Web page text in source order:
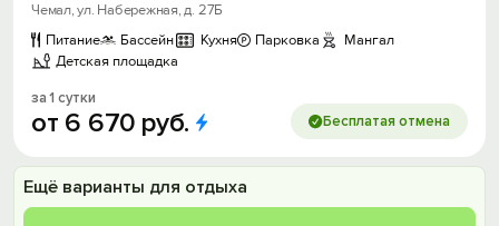
Чемал, ул. Набережная, д. 27Б
Питание
Бассейн Кухня Парковка
Мангал
Детская площадка
за 1 сутки
от 6 670 руб. Бесплатая отмена
Ещё варианты для отдыха